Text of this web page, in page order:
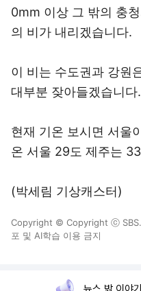
0mm 이상 그 밖의 충
의 비가 내리겠습니다.
이 비는 수도권과 강원
대부분 잦아들겠습니다.
현재 기온 보시면 서울
온 서울 29도 제주는
(박세림 기상캐스터)
Copyright © Copyright ⓒ
포 및 AI학습 이용 금지